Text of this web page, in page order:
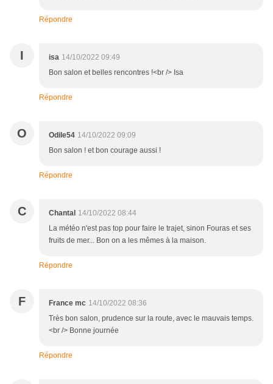
Répondre
I isa 14/10/2022 09:49
Bon salon et belles rencontres !<br /> Isa
Répondre
O Odile54 14/10/2022 09:09
Bon salon ! et bon courage aussi !
Répondre
C Chantal 14/10/2022 08:44
La météo n'est pas top pour faire le trajet, sinon Fouras et ses
fruits de mer... Bon on a les mêmes à la maison.
Répondre
F France mc 14/10/2022 08:36
Très bon salon, prudence sur la route, avec le mauvais temps.
<br /> Bonne journée
Répondre